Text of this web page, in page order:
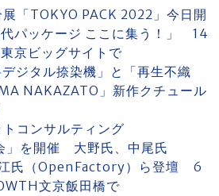
「TOKYO PACK 2022」今日開
パッケージ ここに集う！」 14
京ビッグサイトで
ジタル捺染機」と「再生不織
NAKAZATO」新作クチュール
トコンサルティング
」を開催 大野氏、中尾氏
氏（OpenFactory）ら登壇 6
文京飯田橋で